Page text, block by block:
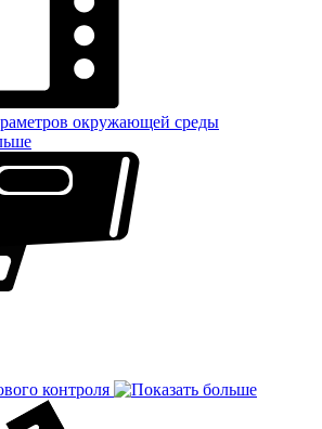
окружающей среды
контроля